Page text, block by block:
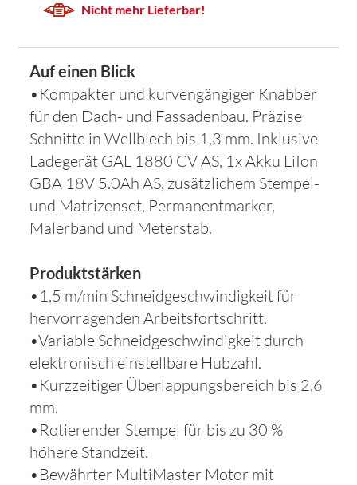
Nicht mehr Lieferbar!
Auf einen Blick
•Kompakter und kurvengängiger Knabber
für den Dach- und Fassadenbau. Präzise
Schnitte in Wellblech bis 1,3 mm. Inklusive
Ladegerät GAL 1880 CV AS, 1x Akku LiIon
GBA 18V 5.0Ah AS, zusätzlichem Stempel-
und Matrizenset, Permanentmarker,
Malerband und Meterstab.
Produktstärken
•1,5 m/min Schneidgeschwindigkeit für
hervorragenden Arbeitsfortschritt.
•Variable Schneidgeschwindigkeit durch
elektronisch einstellbare Hubzahl.
•Kurzzeitiger Überlappungsbereich bis 2,6
mm.
•Rotierender Stempel für bis zu 30 %
höhere Standzeit.
•Bewährter MultiMaster Motor mit